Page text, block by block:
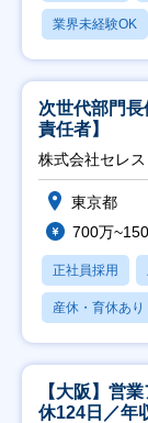
業界未経験OK
次世代部門
責任者】
株式会社セレス
東京都
700万
正社員採用
産休・育休あり
【大阪】営
休124日／年